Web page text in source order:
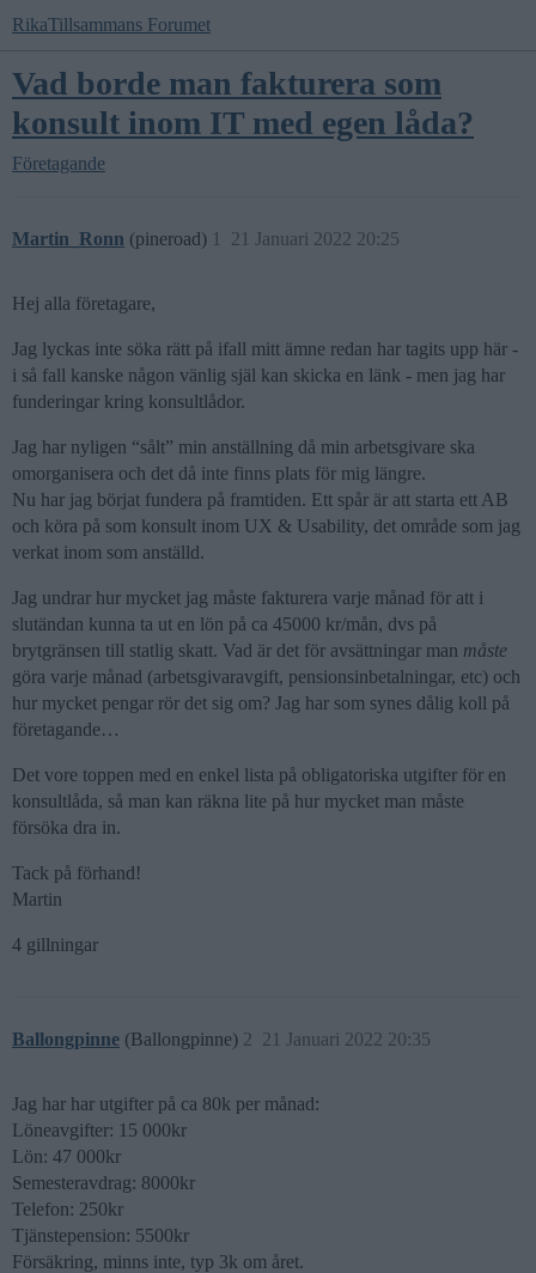
RikaTillsammans Forumet
Vad borde man fakturera som
konsult inom IT med egen låda?
Företagande
Martin_Ronn (pineroad) 21 Januari 2022 20:25
1
Hej alla företagare,
Jag lyckas inte söka rätt på ifall mitt ämne redan har tagits upp här -
i så fall kanske någon vänlig själ kan skicka en länk - men jag har
funderingar kring konsultlådor.
Jag har nyligen “sålt” min anställning då min arbetsgivare ska
omorganisera och det då inte finns plats för mig längre.
Nu har jag börjat fundera på framtiden. Ett spår är att starta ett AB
och köra på som konsult inom UX & Usability, det område som jag
verkat inom som anställd.
Jag undrar hur mycket jag måste fakturera varje månad för att i
slutändan kunna ta ut en lön på ca 45000 kr/mån, dvs på
brytgränsen till statlig skatt. Vad är det för avsättningar man måste
göra varje månad (arbetsgivaravgift, pensionsinbetalningar, etc) och
hur mycket pengar rör det sig om? Jag har som synes dålig koll på
företagande…
Det vore toppen med en enkel lista på obligatoriska utgifter för en
konsultlåda, så man kan räkna lite på hur mycket man måste
försöka dra in.
Tack på förhand!
Martin
4 gillningar
Ballongpinne (Ballongpinne) 21 Januari 2022 20:35
2
Jag har har utgifter på ca 80k per månad:
Löneavgifter: 15 000kr
Lön: 47 000kr
Semesteravdrag: 8000kr
Telefon: 250kr
Tjänstepension: 5500kr
Försäkring, minns inte, typ 3k om året.